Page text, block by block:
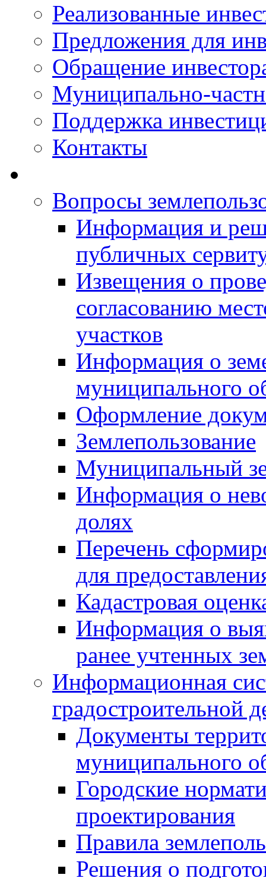
Реализованные
Предложения для
Обращение
Муниципально-
Поддержка
Контакты
Вопросы
Информация и
публичных
Извещения о
согласованию
участков
Информация о
муниципального
Оформление
Землепользование
Муниципальный
Информация о
долях
Перечень
для
Кадастровая
Информация о
ранее учтенных
Информационная
градостроительной
Документы
муниципального
Городские
проектирования
Правила
Решения о